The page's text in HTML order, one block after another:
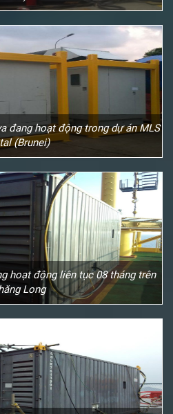
đang hoạt động trong dự án MLS
(Brunei)
hoạt động liên tục 08 tháng trên
Long